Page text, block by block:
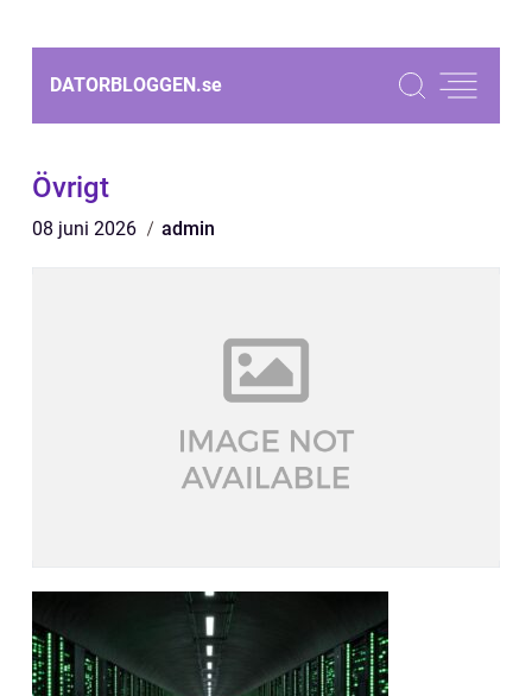
DATORBLOGGEN.se
Övrigt
08 juni 2026 admin